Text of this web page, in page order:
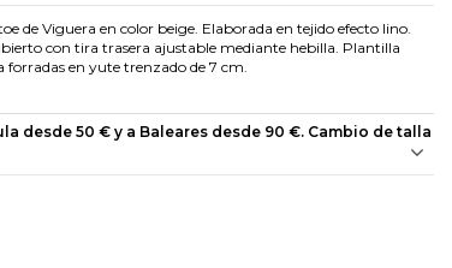
de Viguera en color beige. Elaborada en tejido efecto lino.
con tira trasera ajustable mediante hebilla. Plantilla
en yute trenzado de 7 cm.
desde 50 € y a Baleares desde 90 €. Cambio de talla